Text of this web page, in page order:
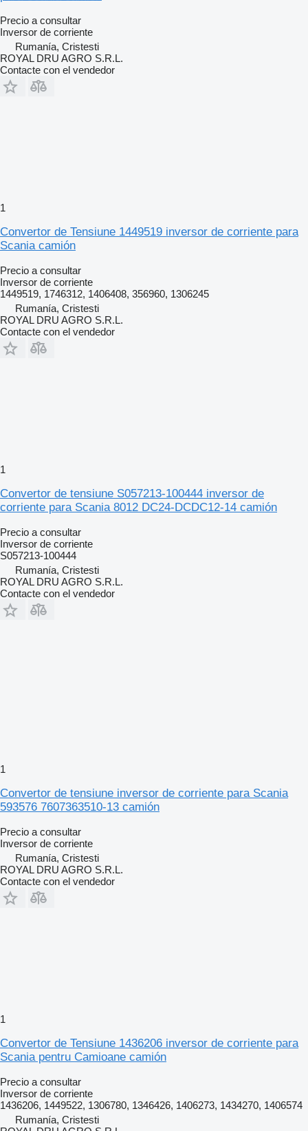
Precio a consultar
Inversor de corriente
Rumanía, Cristesti
ROYAL DRU AGRO S.R.L.
Contacte con el vendedor
1
Convertor de Tensiune 1449519 inversor de corriente para
Scania camión
Precio a consultar
Inversor de corriente
1449519, 1746312, 1406408, 356960, 1306245
Rumanía, Cristesti
ROYAL DRU AGRO S.R.L.
Contacte con el vendedor
1
Convertor de tensiune S057213-100444 inversor de
corriente para Scania 8012 DC24-DCDC12-14 camión
Precio a consultar
Inversor de corriente
S057213-100444
Rumanía, Cristesti
ROYAL DRU AGRO S.R.L.
Contacte con el vendedor
1
Convertor de tensiune inversor de corriente para Scania
593576 7607363510-13 camión
Precio a consultar
Inversor de corriente
Rumanía, Cristesti
ROYAL DRU AGRO S.R.L.
Contacte con el vendedor
1
Convertor de Tensiune 1436206 inversor de corriente para
Scania pentru Camioane camión
Precio a consultar
Inversor de corriente
1436206, 1449522, 1306780, 1346426, 1406273, 1434270, 1406574
Rumanía, Cristesti